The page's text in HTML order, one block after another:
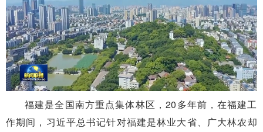
福建是全国南方重点集体林区，20多年前，在福建工
作期间，习近平总书记针对福建是林业大省、广大林农却